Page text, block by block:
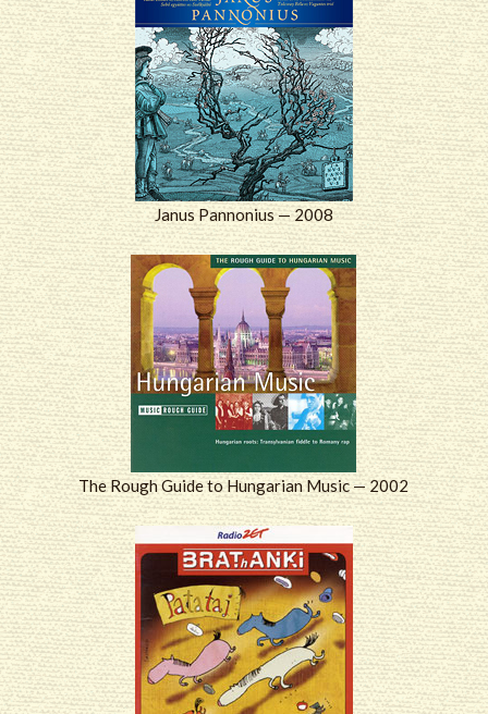
Janus Pannonius — 2008
The Rough Guide to Hungarian Music — 2002